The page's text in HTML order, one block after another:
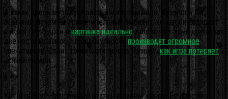
А какая здесь музыка! Красота в чистом виде. Казалось бы,
обычный, ничем не примечательный эмбиент, но как он подходит
к игре! Саундтрек икартинка идеально дополняют друг друга, как
две части мозаики, и в совокупностипроизводят огромное
впечатление. Стоит только отключить музыку,как игра потеряет
всякий смысл.
* * *
World of Goo – настоящий эталон в своем жанре. Ее просто